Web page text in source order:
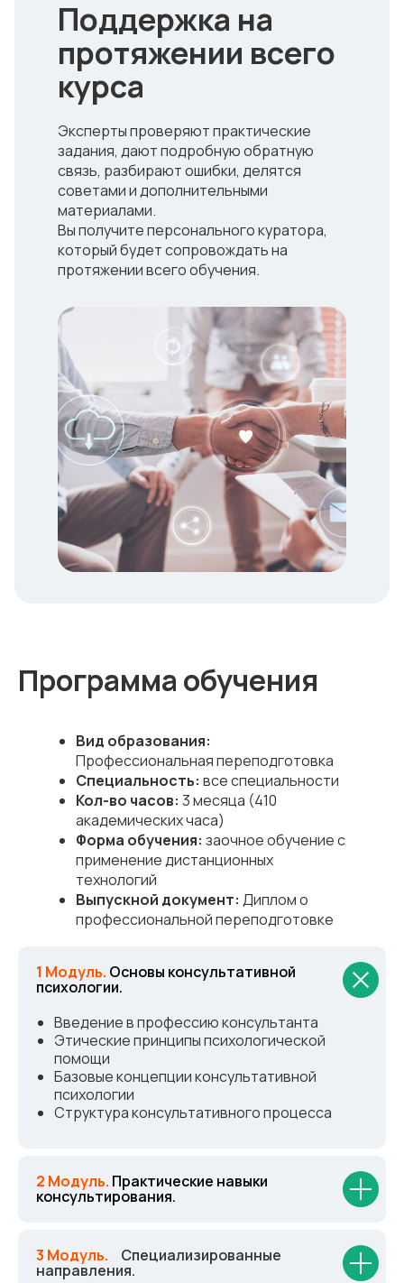
Поддержка на
протяжении всего
курса
Эксперты проверяют практические
задания, дают подробную обратную
связь, разбирают ошибки, делятся
советами и дополнительными
материалами.
Вы получите персонального куратора,
который будет сопровождать на
протяжении всего обучения.
Программа обучения
Вид образования:
Профессиональная переподготовка
Специальность: все специальности
Кол-во часов: 3 месяца (410
академических часа)
Форма обучения: заочное обучение с
применение дистанционных
технологий
Выпускной документ: Диплом о
профессиональной переподготовке
1 Модуль. Основы консультативной
психологии.
Введение в профессию консультанта
Этические принципы психологической
помощи
Базовые концепции консультативной
психологии
Структура консультативного процесса
2 Модуль. Практические навыки
консультирования.
3 Модуль. Специализированные
направления.